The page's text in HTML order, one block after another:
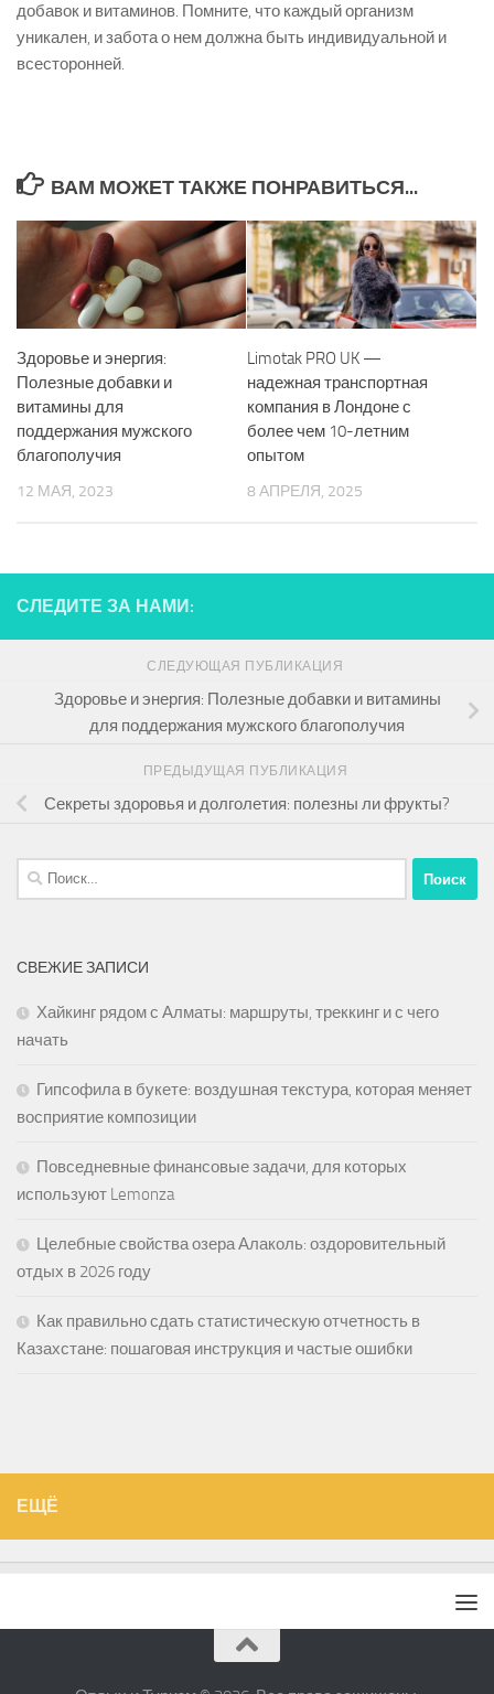
добавок и витаминов. Помните, что каждый организм
уникален, и забота о нем должна быть индивидуальной и
всесторонней.
ВАМ МОЖЕТ ТАКЖЕ ПОНРАВИТЬСЯ...
Здоровье и энергия:
Полезные добавки и
витамины для
поддержания мужского
благополучия
12 МАЯ, 2023
Limotak PRO UK —
надежная транспортная
компания в Лондоне с
более чем 10-летним
опытом
8 АПРЕЛЯ, 2025
СЛЕДИТЕ ЗА НАМИ:
СЛЕДУЮЩАЯ ПУБЛИКАЦИЯ
Здоровье и энергия: Полезные добавки и витамины
для поддержания мужского благополучия
ПРЕДЫДУЩАЯ ПУБЛИКАЦИЯ
Секреты здоровья и долголетия: полезны ли фрукты?
Найти:
СВЕЖИЕ ЗАПИСИ
Хайкинг рядом с Алматы: маршруты, треккинг и с чего
начать
Гипсофила в букете: воздушная текстура, которая меняет
восприятие композиции
Повседневные финансовые задачи, для которых
используют Lemonza
Целебные свойства озера Алаколь: оздоровительный
отдых в 2026 году
Как правильно сдать статистическую отчетность в
Казахстане: пошаговая инструкция и частые ошибки
ЕЩЁ